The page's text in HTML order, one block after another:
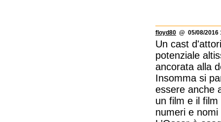
floyd80 @ 05/08/2016
Un cast
potenziale
ancorata alla
Insomma si
essere anche
un film e il
numeri e